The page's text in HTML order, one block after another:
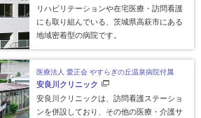
リハビリテーションや在宅医療・訪問看護
にも取り組んでいる、茨城県高萩市にある
地域密着型の病院です。
医療法人 愛正会 やすらぎの丘温泉病院付属
安良川クリニック
安良川クリニックは、訪問看護ステーショ
ンを併設しており、その他の医療・介護サ